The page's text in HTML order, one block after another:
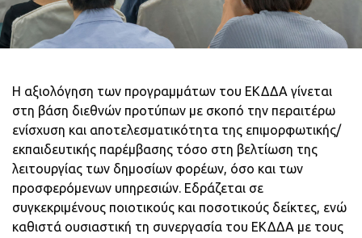
Η αξιολόγηση των προγραμμάτων του ΕΚΔΔΑ γίνεται
στη βάση διεθνών προτύπων με σκοπό την περαιτέρω
ενίσχυση και αποτελεσματικότητα της επιμορφωτικής/
εκπαιδευτικής παρέμβασης τόσο στη βελτίωση της
λειτουργίας των δημοσίων φορέων, όσο και των
προσφερόμενων υπηρεσιών. Εδράζεται σε
συγκεκριμένους ποιοτικούς και ποσοτικούς δείκτες, ενώ
καθιστά ουσιαστική τη συνεργασία του ΕΚΔΔΑ με τους